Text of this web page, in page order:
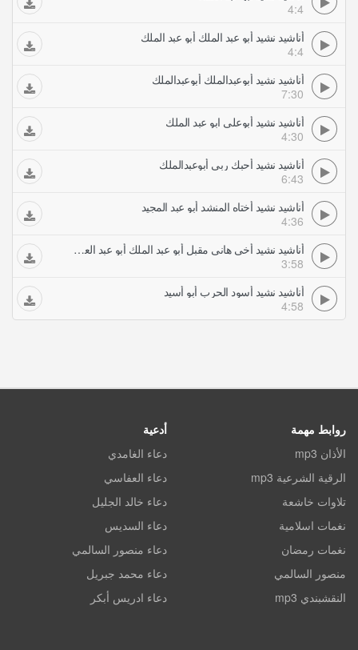
4:4
أناشيد نشيد أبو عبد الملك أبو عبد الملك
4:4
أناشيد نشيد أبوعبدالملك أبوعبدالملك
7:30
أناشيد نشيد أبوعلي ابو عبد الملك
4:30
أناشيد نشيد أحبك ربي أبوعبدالملك
6:43
أناشيد نشيد أختاه المنشد أبو عبد المجيد
4:36
أناشيد نشيد أخي هانى مقبل أبو عبد الملك أبو عبد العزيز
3:58
أناشيد نشيد أسود الحرب أبو أسيد
4:58
روابط مهمة
الأذان mp3
الرقية الشرعية mp3
تلاوات خاشعة
نغمات اسلامية
نغمات رمضان
منصور السالمي
النقشبندي mp3
أدعية
دعاء الغامدي
دعاء العفاسي
دعاء خالد الجليل
دعاء السديس
دعاء منصور السالمي
دعاء محمد جبريل
دعاء ادريس أبكر